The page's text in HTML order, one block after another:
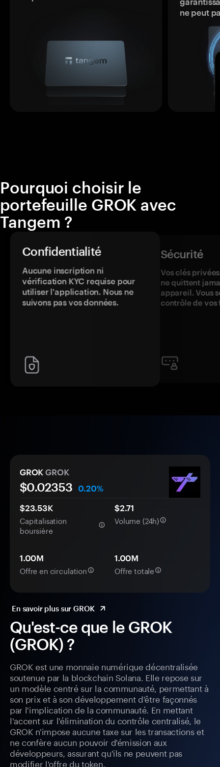
ne peut
Pourquoi choisir le
portefeuille GROK avec
Tangem ?
Confidentialité
Aucune inscription ni
vérification KYC requise pour
utiliser l'application. Nous ne
suivons pas vos données.
Sécurité
Vos clés
ne quittent
appareil. Vous
contrôle de vos
Qu'est-ce que le GROK
(GROK) ?
GROK est une monnaie numérique décentralisée
soutenue par la blockchain Solana. Elle repose sur
un modèle centré sur la communauté, permettant à
son prix et à son développement d'être façonnés
par l'implication de la communauté. En mettant
l'accent sur l'élimination du contrôle centralisé, le
GROK n'impose aucune taxe sur les transactions et
ne confère aucun pouvoir d'émission aux
développeurs, assurant qu'ils ne peuvent pas
modifier l'offre du token.
GROK GROK
$0.02353
0.20%
$23.53K
Capitalisation
boursière
$2.71
Volume (24h)
1.00M
Offre en circulation
1.00M
Offre totale
En savoir plus sur GROK